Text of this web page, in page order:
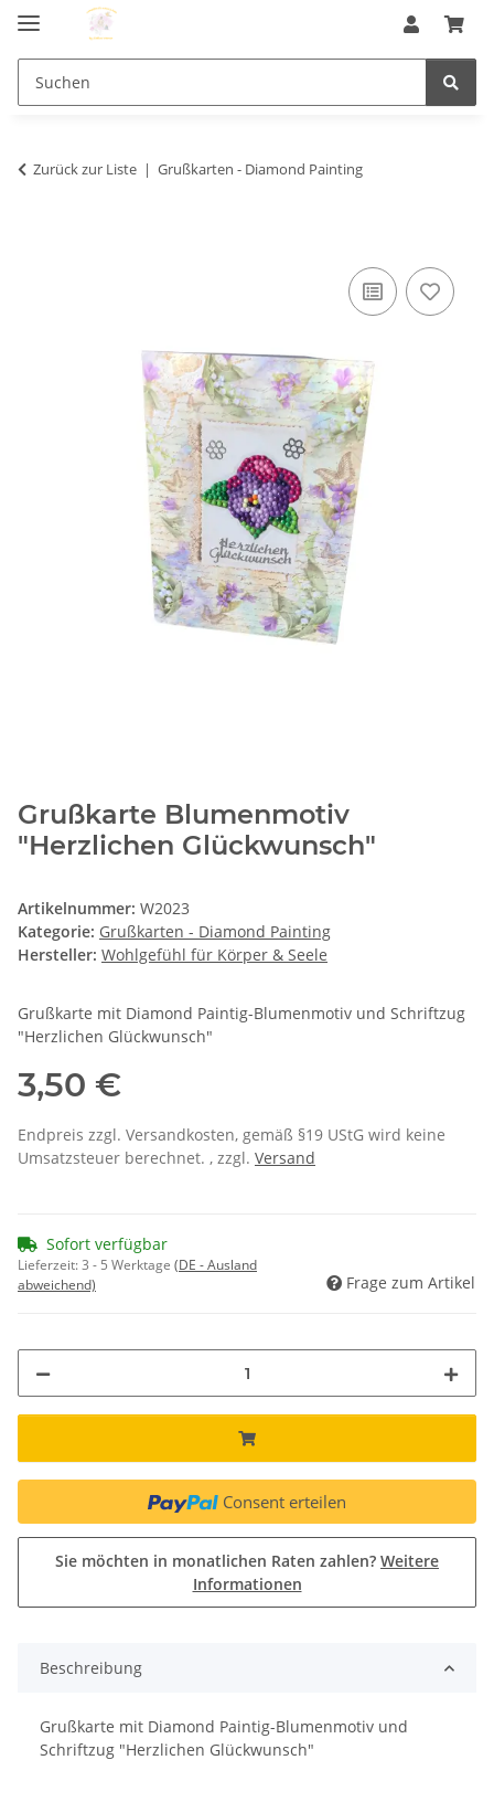
Zurück zur Liste Grußkarten - Diamond Painting
Grußkarte Blumenmotiv
"Herzlichen Glückwunsch"
Artikelnummer: W2023
Kategorie: Grußkarten - Diamond Painting
Hersteller: Wohlgefühl für Körper & Seele
Grußkarte mit Diamond Paintig-Blumenmotiv und Schriftzug
"Herzlichen Glückwunsch"
3,50 €
Endpreis zzgl. Versandkosten, gemäß §19 UStG wird keine
Umsatzsteuer berechnet. , zzgl. Versand
Sofort verfügbar
Lieferzeit:3 - 5 Werktage (DE - Ausland
abweichend)
Frage zum Artikel
Consent erteilen
Sie möchten in monatlichen Raten zahlen? Weitere
Informationen
Beschreibung
Grußkarte mit Diamond Paintig-Blumenmotiv und
Schriftzug "Herzlichen Glückwunsch"